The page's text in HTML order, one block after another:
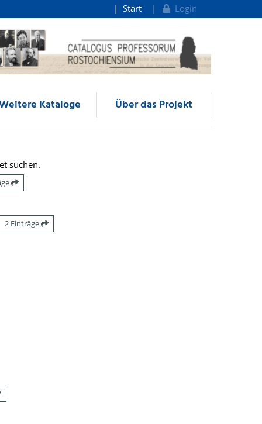
Start Login
Kataloge Über das Projekt
suchen.
2 Einträge